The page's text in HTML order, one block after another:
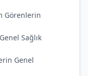
Görenlerin
Sağlık
Genel